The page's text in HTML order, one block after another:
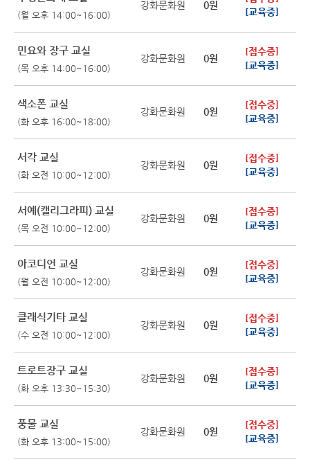
(월 오후 14:00~16:00)
강화문화원 0원
[교육중]
민요와 장구 교실
(목 오후 14:00~16:00)
강화문화원 0원
[접수중]
[교육중]
색소폰 교실
(화 오후 16:00~18:00)
강화문화원 0원
[접수중]
[교육중]
서각 교실
(화 오전 10:00~12:00)
강화문화원 0원
[접수중]
[교육중]
서예(캘리그라피) 교실
(목 오전 10:00~12:00)
강화문화원 0원
[접수중]
[교육중]
아코디언 교실
(월 오전 10:00~12:00)
강화문화원 0원
[접수중]
[교육중]
클래식기타 교실
(수 오전 10:00~12:00)
강화문화원 0원
[접수중]
[교육중]
트로트장구 교실
(화 오후 13:30~15:30)
강화문화원 0원
[접수중]
[교육중]
풍물 교실
(화 오후 13:00~15:00)
강화문화원 0원
[접수중]
[교육중]